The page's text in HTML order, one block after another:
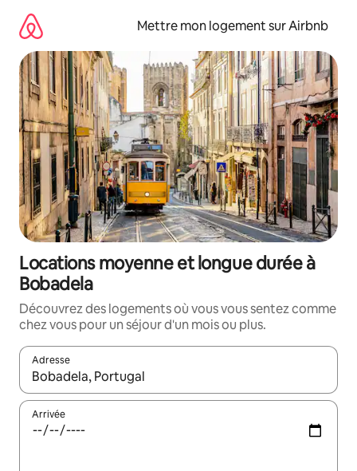
directement
contenu
Mettre mon logement sur Airbnb
Locations moyenne et longue durée à
Bobadela
Découvrez des logements où vous vous sentez comme
chez vous pour un séjour d'un mois ou plus.
Adresse
Lorsque les résultats s'affichent, utilisez les flèches vers le
Arrivée